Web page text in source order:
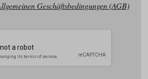
Geschäftsbedingungen (AGB)